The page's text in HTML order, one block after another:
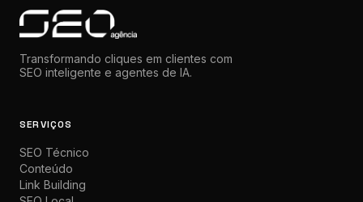
Transformando cliques em clientes com
SEO inteligente e agentes de IA.
SERVIÇOS
SEO Técnico
Conteúdo
Link Building